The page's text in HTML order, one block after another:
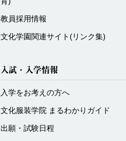
教員採用情報
文化学園関連サイト (リンク集)
入試・入学情報
入学をお考えの方へ
文化服装学院 まるわかりガイド
出願・試験日程